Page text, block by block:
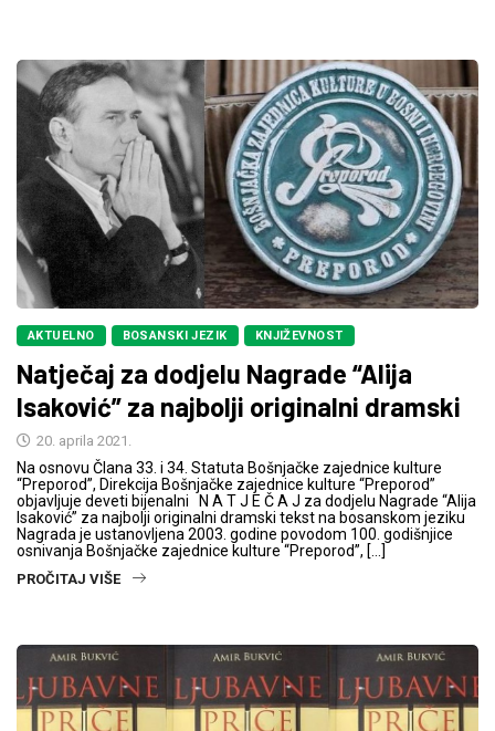
AKTUELNO BOSANSKI JEZIK KNJIŽEVNOST
Natječaj za dodjelu Nagrade “Alija
Isaković” za najbolji originalni dramski
20. aprila 2021.
Na osnovu Člana 33. i 34. Statuta Bošnjačke zajednice kulture
“Preporod”, Direkcija Bošnjačke zajednice kulture “Preporod”
objavljuje deveti bijenalni N A T J E Č A J za dodjelu Nagrade “Alija
Isaković” za najbolji originalni dramski tekst na bosanskom jeziku
Nagrada je ustanovljena 2003. godine povodom 100. godišnjice
osnivanja Bošnjačke zajednice kulture “Preporod”, […]
PROČITAJ VIŠE